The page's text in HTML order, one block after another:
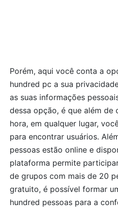
Porém, aqui você conta a
hundred pc a sua
as suas informações
dessa opção, é que além de
hora, em qualquer lugar,
para encontrar usuários.
pessoas estão online e
plataforma permite
de grupos com mais de 20
gratuito, é possível formar
hundred pessoas para a